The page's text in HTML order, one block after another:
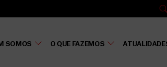
SOMOS O QUE FAZEMOS